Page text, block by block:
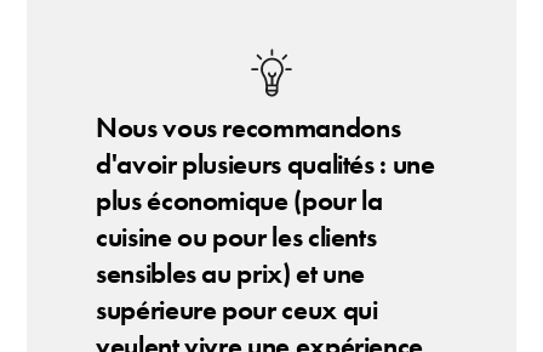
Nous vous recommandons
d'avoir plusieurs qualités : une
plus économique (pour la
cuisine ou pour les clients
sensibles au prix) et une
supérieure pour ceux qui